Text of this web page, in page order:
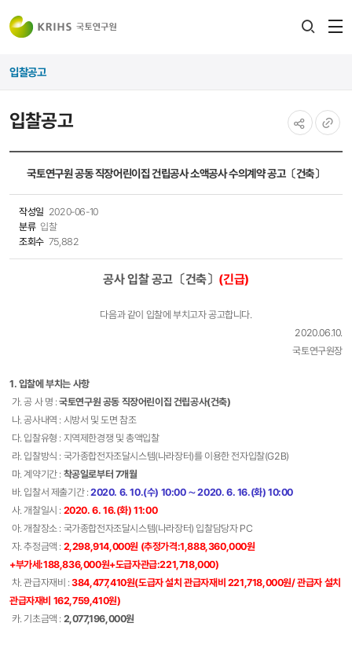
입찰공고
입찰공고
국토연구원 공동 직장어린이집 건립공사 소액공사 수의계약 공고〔건축〕
작성일 2020-06-10
분류 입찰
조회수 75,882
공사 입찰 공고〔건축〕 (긴급)
다음과 같이 입찰에 부치고자 공고합니다.
2020.06.10.
국토연구원장
1. 입찰에 부치는 사항
가. 공 사 명 :국토연구원 공동 직장어린이집 건립공사(건축)
나. 공사내역 : 시방서 및 도면 참조
다. 입찰유형 : 지역제한경쟁 및 총액입찰
라. 입찰방식 : 국가종합전자조달시스템(나라장터)를 이용한 전자입찰(G2B)
마. 계약기간 : 착공일로부터 7개월
바. 입찰서 제출기간 : 2020. 6. 10.(수) 10:00 ∼ 2020. 6. 16.(화) 10:00
사. 개찰일시 : 2020. 6. 16.(화) 11:00
아. 개찰장소 : 국가종합전자조달시스템(나라장터) 입찰담당자 PC
자. 추정금액 : 2,298,914,000원 (추정가격:1,888,360,000원
+부가세:188,836,000원+도급자관급:221,718,000)
차. 관급자재비 :384,477,410원(도급자 설치 관급자재비 221,718,000원/ 관급자 설치
관급자재비 162,759,410원)
카. 기초금액 : 2,077,196,000원